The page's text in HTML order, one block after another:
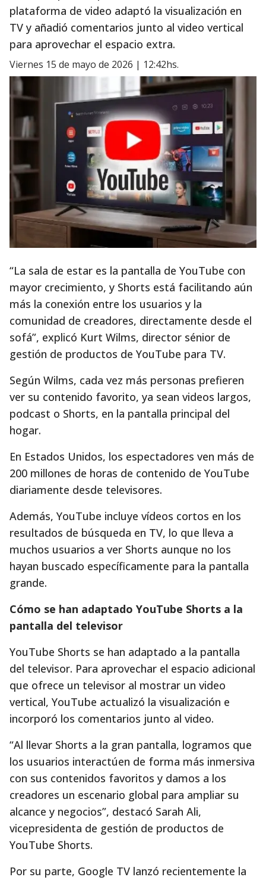
plataforma de video adaptó la visualización en
TV y añadió comentarios junto al video vertical
para aprovechar el espacio extra.
viernes 15 de mayo de 2026 | 12:42hs.
“La sala de estar es la pantalla de YouTube con
mayor crecimiento, y Shorts está facilitando aún
más la conexión entre los usuarios y la
comunidad de creadores, directamente desde el
sofá”, explicó Kurt Wilms, director sénior de
gestión de productos de YouTube para TV.
Según Wilms, cada vez más personas prefieren
ver su contenido favorito, ya sean videos largos,
podcast o Shorts, en la pantalla principal del
hogar.
En Estados Unidos, los espectadores ven más de
200 millones de horas de contenido de YouTube
diariamente desde televisores.
Además, YouTube incluye vídeos cortos en los
resultados de búsqueda en TV, lo que lleva a
muchos usuarios a ver Shorts aunque no los
hayan buscado específicamente para la pantalla
grande.
Cómo se han adaptado YouTube Shorts a la
pantalla del televisor
YouTube Shorts se han adaptado a la pantalla
del televisor. Para aprovechar el espacio adicional
que ofrece un televisor al mostrar un video
vertical, YouTube actualizó la visualización e
incorporó los comentarios junto al video.
“Al llevar Shorts a la gran pantalla, logramos que
los usuarios interactúen de forma más inmersiva
con sus contenidos favoritos y damos a los
creadores un escenario global para ampliar su
alcance y negocios”, destacó Sarah Ali,
vicepresidenta de gestión de productos de
YouTube Shorts.
Por su parte, Google TV lanzó recientemente la